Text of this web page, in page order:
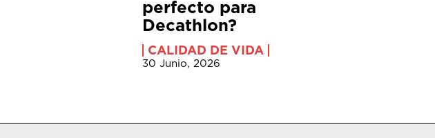
perfecto para
Decathlon?
CALIDAD DE VIDA
30 Junio, 2026